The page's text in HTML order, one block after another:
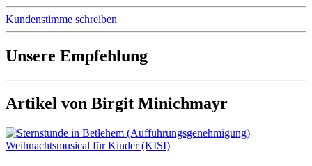
Kundenstimme schreiben
Unsere Empfehlung
Artikel von Birgit Minichmayr